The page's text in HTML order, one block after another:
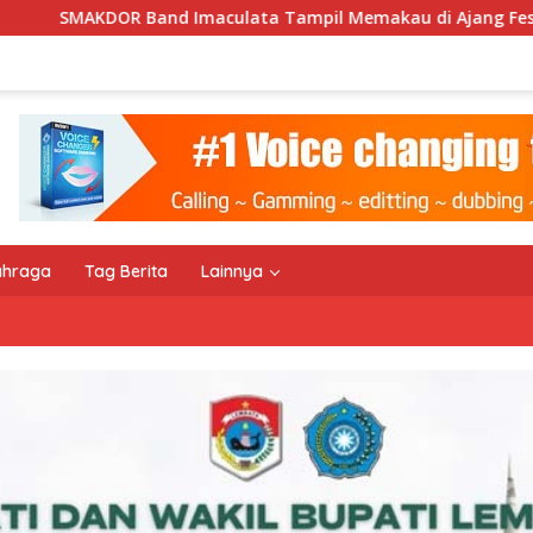
Tampil Memakau di Ajang Festival Bale Nagi
Tag Berita Lainnya